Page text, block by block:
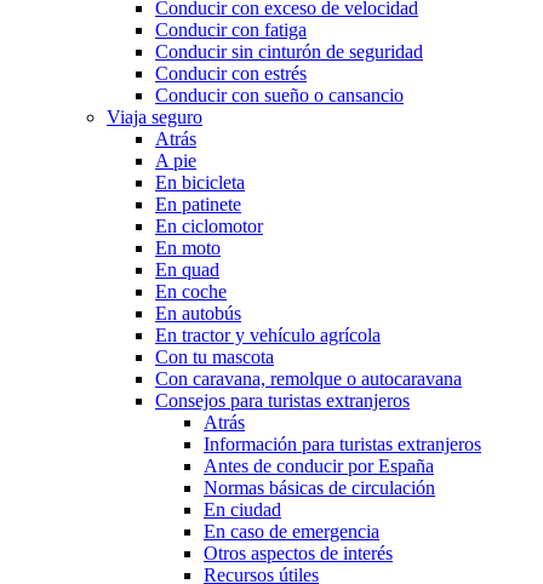
Conducir con exceso de velocidad
Conducir con fatiga
Conducir sin cinturón de seguridad
Conducir con estrés
Conducir con sueño o cansancio
Viaja seguro
Atrás
A pie
En bicicleta
En patinete
En ciclomotor
En moto
En quad
En coche
En autobús
En tractor y vehículo agrícola
Con tu mascota
Con caravana, remolque o autocaravana
Consejos para turistas extranjeros
Atrás
Información para turistas extranjeros
Antes de conducir por España
Normas básicas de circulación
En ciudad
En caso de emergencia
Otros aspectos de interés
Recursos útiles